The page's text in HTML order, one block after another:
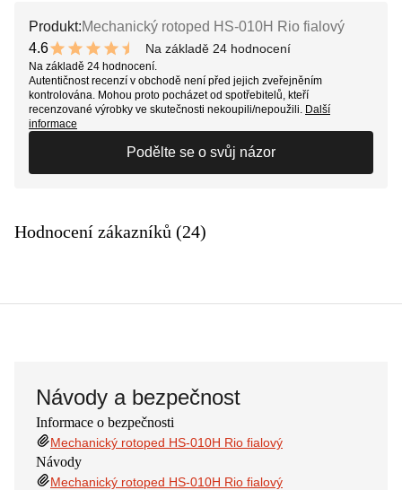
Produkt:Mechanický rotoped HS-010H Rio fialový
4.6
9.2 out of 10 stars
Na základě 24 hodnocení
Na základě 24 hodnocení.
Autentičnost recenzí v obchodě není před jejich zveřejněním
kontrolována. Mohou proto pocházet od spotřebitelů, kteří
recenzované výrobky ve skutečnosti nekoupili/nepoužili. Další
informace
Podělte se o svůj názor
Hodnocení zákazníků (24)
Návody a bezpečnost
Informace o bezpečnosti
Mechanický rotoped HS-010H Rio fialový
Návody
Mechanický rotoped HS-010H Rio fialový